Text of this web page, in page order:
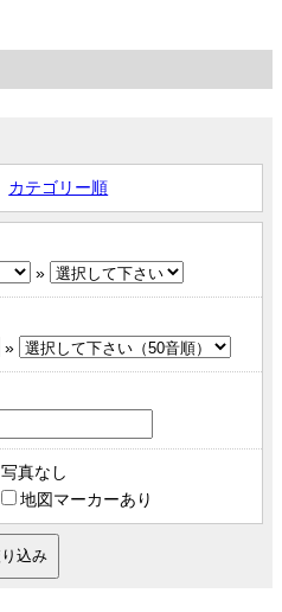
カテゴリー順
»
»
写真なし
地図マーカーあり